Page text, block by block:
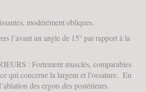
modérément obliques.
l’avant un angle de 15° par rapport à la
: Fortement musclés, comparables
qui concerne la largeur et l’ossature. En
des ergots des postérieurs.